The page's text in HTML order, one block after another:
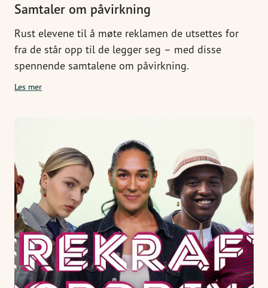
Samtaler om påvirkning
Rust elevene til å møte reklamen de utsettes for
fra de står opp til de legger seg – med disse
spennende samtalene om påvirkning.
Les mer